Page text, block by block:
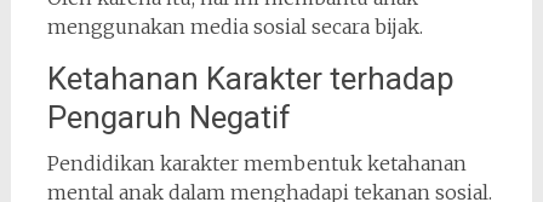
menggunakan media sosial secara bijak.
Ketahanan Karakter terhadap
Pengaruh Negatif
Pendidikan karakter membentuk ketahanan
mental anak dalam menghadapi tekanan sosial.